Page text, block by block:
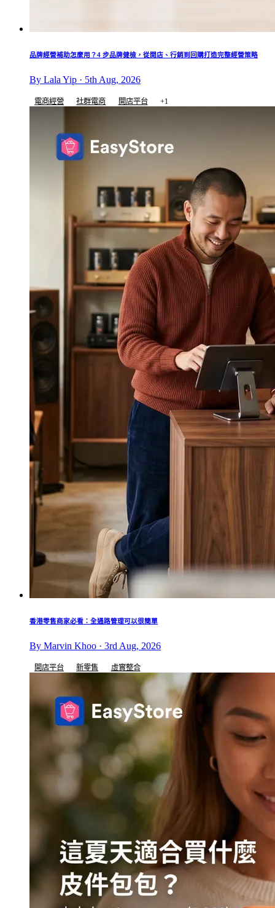
品牌經營補助怎麼用？4 步品牌健檢，從開店、行銷到回購打造完整經營策略
By Lala Yip · 5th Aug, 2026
電商經營 社群電商 開店平台 +1
香港零售商家必看：全通路管理可以很簡單
By Marvin Khoo · 3rd Aug, 2026
開店平台 新零售 虛實整合